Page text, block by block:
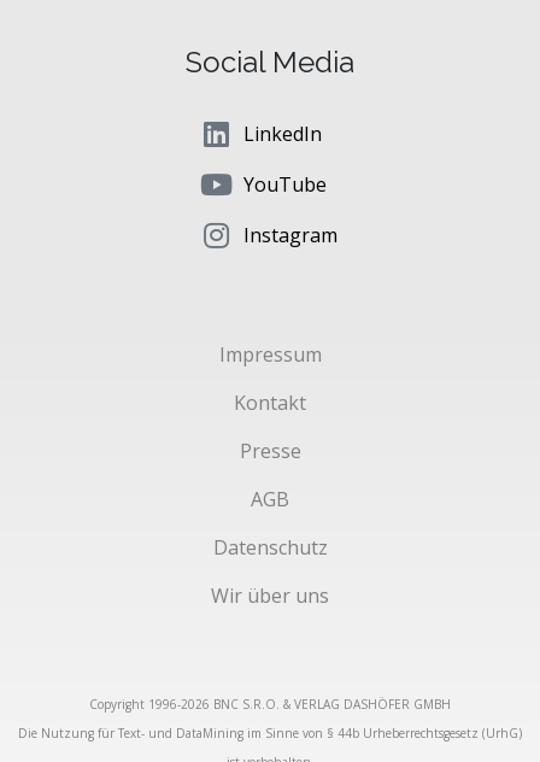
Social Media
LinkedIn
YouTube
Instagram
Impressum
Kontakt
Presse
AGB
Datenschutz
Wir über uns
Copyright 1996-2026 BNC S.R.O. & VERLAG DASHÖFER GMBH
Die Nutzung für Text- und DataMining im Sinne von § 44b Urheberrechtsgesetz (UrhG)